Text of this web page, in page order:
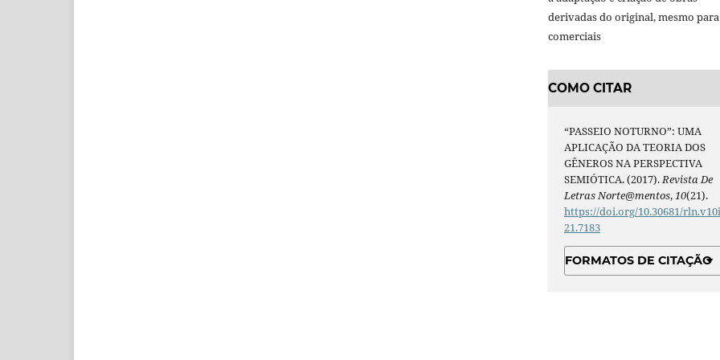
derivadas do original, mesmo
comerciais
COMO CITAR
“PASSEIO NOTURNO”: UMA
APLICAÇÃO DA TEORIA DOS
GÊNEROS NA PERSPECTIVA
SEMIÓTICA. (2017). Revista De
Letras Norte@mentos, 10(21).
https://doi.org/10.30681/rln.v10i
21.7183
FORMATOS DE CITAÇÃO